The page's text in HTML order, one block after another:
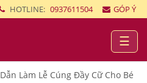
HOTLINE: 0937611504 GÓP Ý
☰
Làm Lễ Cúng Đầy Cữ Cho Bé